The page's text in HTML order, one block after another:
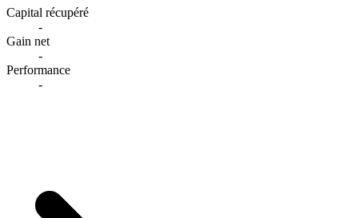
Capital récupéré
-
Gain net
-
Performance
-